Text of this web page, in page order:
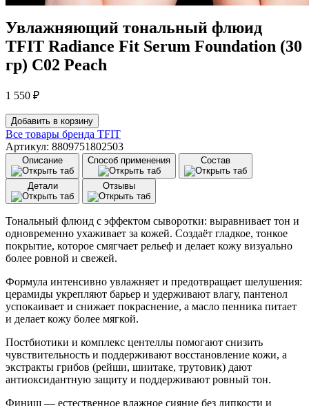
Увлажняющий тональный флюид
TFIT Radiance Fit Serum Foundation (30
гр) C02 Peach
1 550 ₽
Количество
товара
Увлажняющий
тональный
флюид
TFIT
Radiance
Fit
Serum
Foundation
(30
гр)
Peach
Добавить в корзину
Все товары бренда TFIT
Артикул: 8809751802503
Описание Способ применения Состав
Детали Отзывы
Тональный флюид с эффектом сыворотки: выравнивает тон и
одновременно ухаживает за кожей. Создаёт гладкое, тонкое
покрытие, которое смягчает рельеф и делает кожу визуально
более ровной и свежей.
Формула интенсивно увлажняет и предотвращает шелушения:
церамиды укрепляют барьер и удерживают влагу, пантенол
успокаивает и снижает покраснение, а масло пенника питает
и делает кожу более мягкой.
Постбиотики и комплекс центеллы помогают снизить
чувствительность и поддерживают восстановление кожи, а
экстракты грибов (рейши, шиитаке, трутовик) дают
антиоксидантную защиту и поддерживают ровный тон.
Финиш — естественное влажное сияние без липкости и